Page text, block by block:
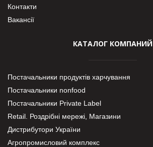
Контакти
Вакансії
КАТАЛОГ КОМПАНИЙ
Постачальники продуктів харчування
Постачальники nonfood
Постачальники Private Label
Retail. Роздрібні мережі, Магазини
Дистрибутори України
Агропромисловий комплекс